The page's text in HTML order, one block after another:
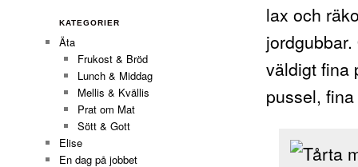
lax och
väldigt fina
pussel,
KATEGORIER
Äta
Frukost & Bröd
Lunch & Middag
Mellis & Kvällis
Prat om Mat
Sött & Gott
Elise
En dag på jobbet